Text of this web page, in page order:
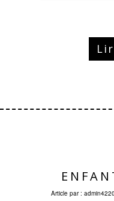
Article par : admin4220